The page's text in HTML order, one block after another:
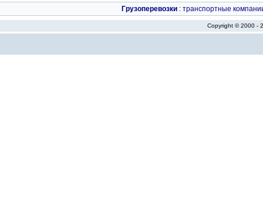
Грузоперевозки : транспортные
Copyright © 2000 -